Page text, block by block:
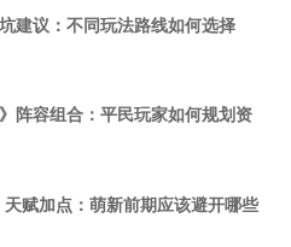
建议：不同玩法路线如何选择
阵容组合：平民玩家如何规划资
天赋加点：萌新前期应该避开哪些